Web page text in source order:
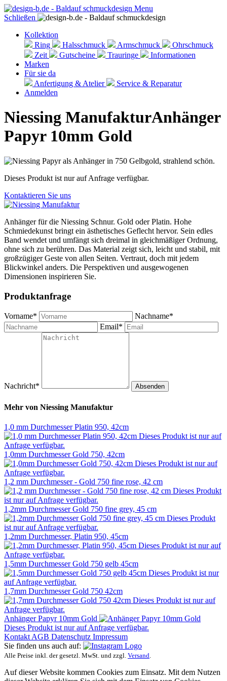
Menu
Schließen
Kollektion
Ring
Halsschmuck Armschmuck
Ohrschmuck
Zeit
Gutscheine Trauringe
Informationen
Marken
Für sie da
Anfertigung & Atelier
Service & Reparatur
Anmelden
Niessing ManufakturAnhänger
Papyr 10mm Gold
Dieses Produkt ist nur auf Anfrage verfügbar.
Kontaktieren Sie uns
Anhänger für die Niessing Schnur. Gold oder Platin. Hohe
Schmiedekunst bringt ein ästhetisches Geflecht hervor. Sein edles
Band wendet und umfängt sich dreimal in gleichmäßiger Ordnung,
ohne sich zu berühren. Das Material zeigt sich, leicht und stabil, mit
großzügiger Geste von allen Seiten. Vertraut, doch mit jedem
Blickwinkel anders. Die Perspektiven und ausgewogenen
Dimensionen inspirieren Sie.
Produktanfrage
Vorname*
Nachname*
Email*
Nachricht* Absenden
Mehr von Niessing Manufaktur
1,0 mm Durchmesser Platin 950, 42cm
Dieses Produkt ist nur auf
Anfrage verfügbar.
1,0mm Durchmesser Gold 750, 42cm
Dieses Produkt ist nur auf
Anfrage verfügbar.
1,2 mm Durchmesser - Gold 750 fine rose, 42 cm
Dieses Produkt
ist nur auf Anfrage verfügbar.
1,2mm Durchmesser Gold 750 fine grey, 45 cm
Dieses Produkt
ist nur auf Anfrage verfügbar.
1,2mm Durchmesser, Platin 950, 45cm
Dieses Produkt ist nur auf
Anfrage verfügbar.
1,5mm Durchmesser Gold 750 gelb 45cm
Dieses Produkt ist nur
auf Anfrage verfügbar.
1,7mm Durchmesser Gold 750 42cm
Dieses Produkt ist nur auf
Anfrage verfügbar.
Anhänger Papyr 10mm Gold
Dieses Produkt ist nur auf Anfrage verfügbar.
Kontakt AGB Datenschutz Impressum
Sie finden uns auch auf:
Alle Preise inkl. der gesetzl. MwSt. und zzgl. Versand
Auf dieser Website kommen Cookies zum Einsatz. Mit dem Nutzen